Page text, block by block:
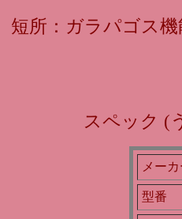
短所：ガラパゴス
スペック (
メー
型番